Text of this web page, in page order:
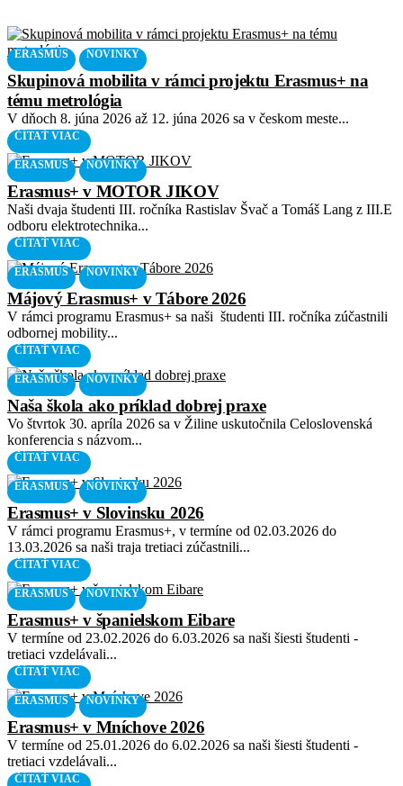
ERASMUS NOVINKY
Skupinová mobilita v rámci projektu Erasmus+ na
tému metrológia
V dňoch 8. júna 2026 až 12. júna 2026 sa v českom meste...
ČÍTAŤ VIAC
ERASMUS NOVINKY
Erasmus+ v MOTOR JIKOV
Naši dvaja študenti III. ročníka Rastislav Švač a Tomáš Lang z III.E
odboru elektrotechnika...
ČÍTAŤ VIAC
ERASMUS NOVINKY
Májový Erasmus+ v Tábore 2026
V rámci programu Erasmus+ sa naši študenti III. ročníka zúčastnili
odbornej mobility...
ČÍTAŤ VIAC
ERASMUS NOVINKY
Naša škola ako príklad dobrej praxe
Vo štvrtok 30. apríla 2026 sa v Žiline uskutočnila Celoslovenská
konferencia s názvom...
ČÍTAŤ VIAC
ERASMUS NOVINKY
Erasmus+ v Slovinsku 2026
V rámci programu Erasmus+, v termíne od 02.03.2026 do
13.03.2026 sa naši traja tretiaci zúčastnili...
ČÍTAŤ VIAC
ERASMUS NOVINKY
Erasmus+ v španielskom Eibare
V termíne od 23.02.2026 do 6.03.2026 sa naši šiesti študenti -
tretiaci vzdelávali...
ČÍTAŤ VIAC
ERASMUS NOVINKY
Erasmus+ v Mníchove 2026
V termíne od 25.01.2026 do 6.02.2026 sa naši šiesti študenti -
tretiaci vzdelávali...
ČÍTAŤ VIAC